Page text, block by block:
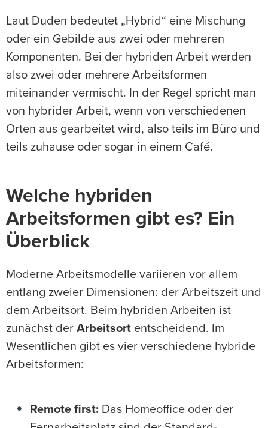
Laut Duden bedeutet „Hybrid“ eine Mischung
oder ein Gebilde aus zwei oder mehreren
Komponenten. Bei der hybriden Arbeit werden
also zwei oder mehrere Arbeitsformen
miteinander vermischt. In der Regel spricht man
von hybrider Arbeit, wenn von verschiedenen
Orten aus gearbeitet wird, also teils im Büro und
teils zuhause oder sogar in einem Café.
Welche hybriden
Arbeitsformen gibt es? Ein
Überblick
Moderne Arbeitsmodelle variieren vor allem
entlang zweier Dimensionen: der Arbeitszeit und
dem Arbeitsort. Beim hybriden Arbeiten ist
zunächst der Arbeitsort entscheidend. Im
Wesentlichen gibt es vier verschiedene hybride
Arbeitsformen:
Remote first: Das Homeoffice oder der